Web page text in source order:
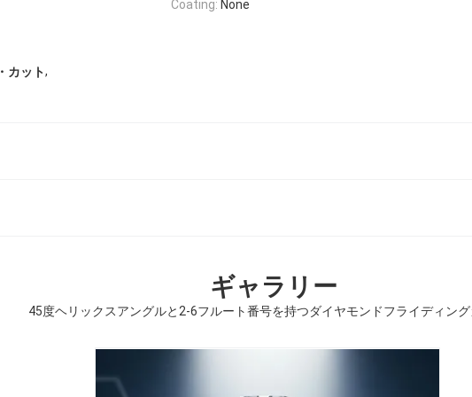
Coating: None
カット,
ギャラリー
45度ヘリックスアングルと2-6フルート番号を持つダイヤモンドフライディン